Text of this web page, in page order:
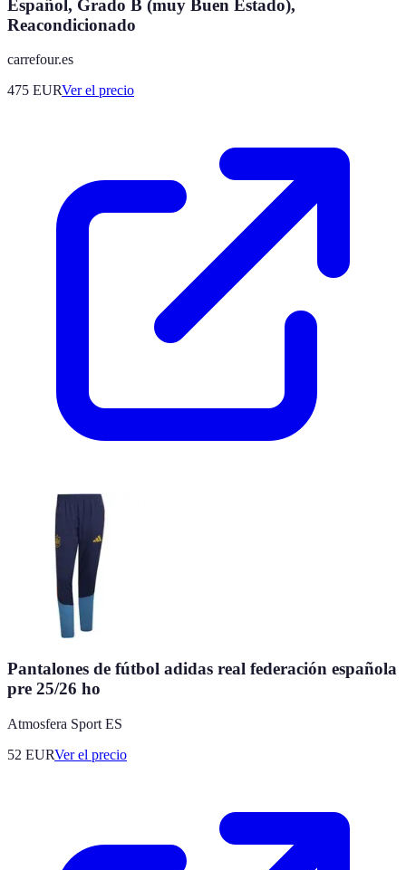
Español, Grado B (muy Buen Estado),
Reacondicionado
carrefour.es
475 EURVer el precio
Pantalones de fútbol adidas real federación española
pre 25/26 ho
Atmosfera Sport ES
52 EURVer el precio